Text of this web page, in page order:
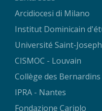
Arcidiocesi di Milano
Institut Dominicain
Université Saint-Joseph
CISMOC - Louvain
Collège des Bernardins
IPRA - Nantes
Fondazione Cariplo